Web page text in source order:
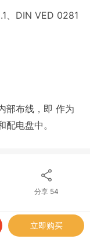
、DIN VED 0281
部布线，即 作为
电盘中。
分享 54